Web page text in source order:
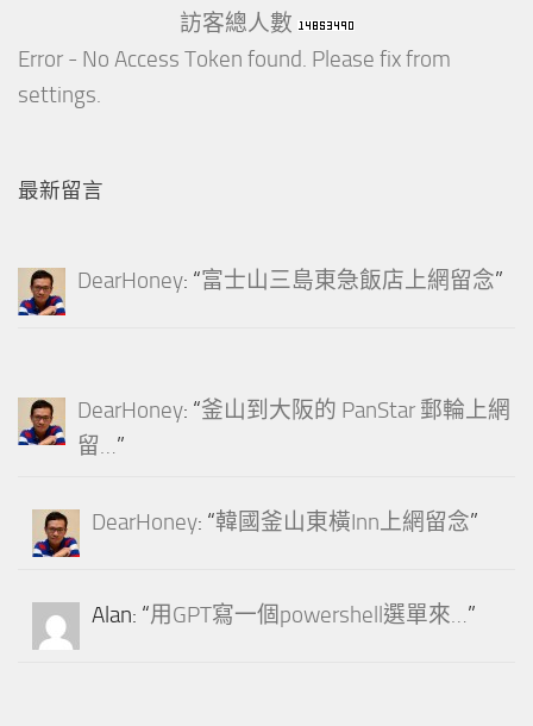
訪客總人數
Error - No Access Token found. Please fix from
settings.
最新留言
DearHoney: “富士山三島東急飯店上網留念”
DearHoney: “釜山到大阪的 PanStar 郵輪上網
留…”
DearHoney: “韓國釜山東橫Inn上網留念”
Alan: “用GPT寫一個powershell選單來…”